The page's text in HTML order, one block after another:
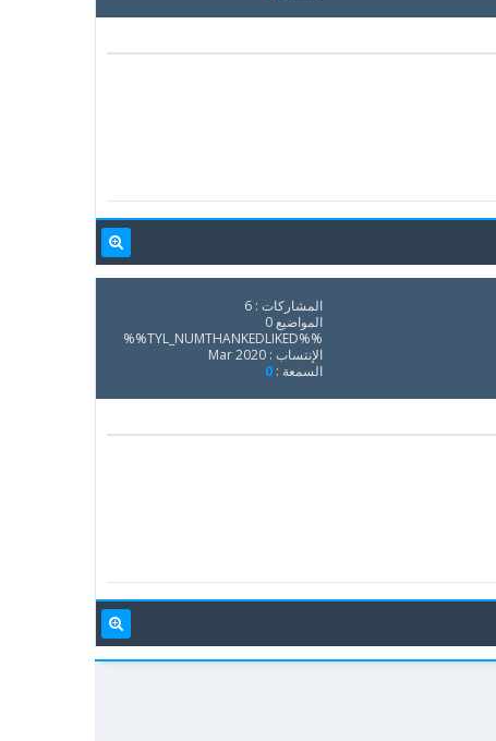
المشاركات : 6
المواضيع 0
%%TYL_NUMTHANKEDLIKED%%
الإنتساب : Mar 2020
السمعة : 0